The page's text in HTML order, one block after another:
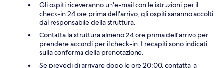
Gli ospiti riceveranno un'e-mail con le istruzioni per il
check-in 24 ore prima dell'arrivo; gli ospiti saranno accolti
dal responsabile della struttura.
Contatta la struttura almeno 24 ore prima dell'arrivo per
prendere accordi per il check-in. I recapiti sono indicati
sulla conferma della prenotazione.
Se prevedi di arrivare dopo le ore 20:00, contatta la